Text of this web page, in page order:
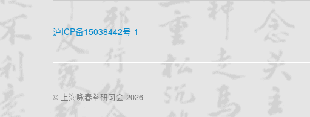
沪ICP备15038442号-1
© 上海咏春拳研习会 2026